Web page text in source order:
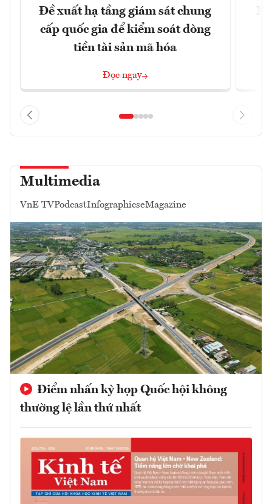
Đề xuất hạ tầng giám sát chung
cấp quốc gia để kiểm soát dòng
tiền tài sản mã hóa
Đọc ngay
Multimedia
VnE TVPodcastInfographicseMagazine
Điểm nhấn kỳ họp Quốc hội không
thường lệ lần thứ nhất